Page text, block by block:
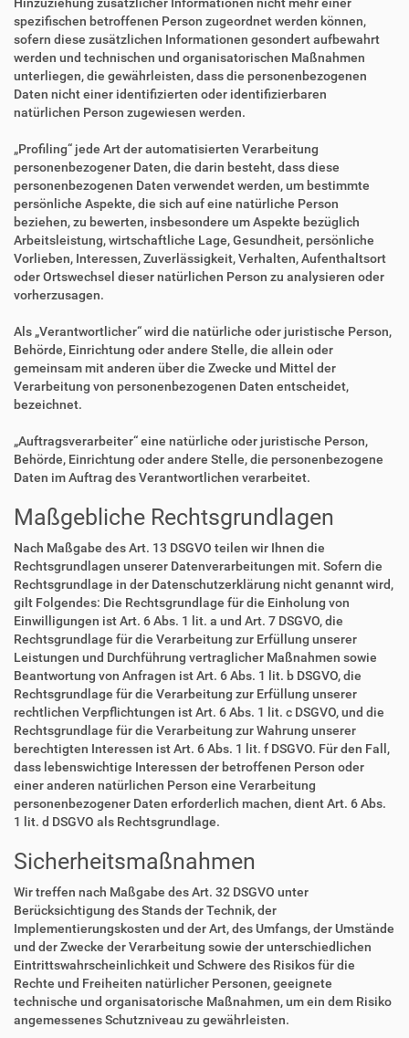
Hinzuziehung zusätzlicher Informationen nicht mehr einer
spezifischen betroffenen Person zugeordnet werden können,
sofern diese zusätzlichen Informationen gesondert aufbewahrt
werden und technischen und organisatorischen Maßnahmen
unterliegen, die gewährleisten, dass die personenbezogenen
Daten nicht einer identifizierten oder identifizierbaren
natürlichen Person zugewiesen werden.
„Profiling“ jede Art der automatisierten Verarbeitung
personenbezogener Daten, die darin besteht, dass diese
personenbezogenen Daten verwendet werden, um bestimmte
persönliche Aspekte, die sich auf eine natürliche Person
beziehen, zu bewerten, insbesondere um Aspekte bezüglich
Arbeitsleistung, wirtschaftliche Lage, Gesundheit, persönliche
Vorlieben, Interessen, Zuverlässigkeit, Verhalten, Aufenthaltsort
oder Ortswechsel dieser natürlichen Person zu analysieren oder
vorherzusagen.
Als „Verantwortlicher“ wird die natürliche oder juristische Person,
Behörde, Einrichtung oder andere Stelle, die allein oder
gemeinsam mit anderen über die Zwecke und Mittel der
Verarbeitung von personenbezogenen Daten entscheidet,
bezeichnet.
„Auftragsverarbeiter“ eine natürliche oder juristische Person,
Behörde, Einrichtung oder andere Stelle, die personenbezogene
Daten im Auftrag des Verantwortlichen verarbeitet.
Maßgebliche Rechtsgrundlagen
Nach Maßgabe des Art. 13 DSGVO teilen wir Ihnen die
Rechtsgrundlagen unserer Datenverarbeitungen mit. Sofern die
Rechtsgrundlage in der Datenschutzerklärung nicht genannt wird,
gilt Folgendes: Die Rechtsgrundlage für die Einholung von
Einwilligungen ist Art. 6 Abs. 1 lit. a und Art. 7 DSGVO, die
Rechtsgrundlage für die Verarbeitung zur Erfüllung unserer
Leistungen und Durchführung vertraglicher Maßnahmen sowie
Beantwortung von Anfragen ist Art. 6 Abs. 1 lit. b DSGVO, die
Rechtsgrundlage für die Verarbeitung zur Erfüllung unserer
rechtlichen Verpflichtungen ist Art. 6 Abs. 1 lit. c DSGVO, und die
Rechtsgrundlage für die Verarbeitung zur Wahrung unserer
berechtigten Interessen ist Art. 6 Abs. 1 lit. f DSGVO. Für den Fall,
dass lebenswichtige Interessen der betroffenen Person oder
einer anderen natürlichen Person eine Verarbeitung
personenbezogener Daten erforderlich machen, dient Art. 6 Abs.
1 lit. d DSGVO als Rechtsgrundlage.
Sicherheitsmaßnahmen
Wir treffen nach Maßgabe des Art. 32 DSGVO unter
Berücksichtigung des Stands der Technik, der
Implementierungskosten und der Art, des Umfangs, der Umstände
und der Zwecke der Verarbeitung sowie der unterschiedlichen
Eintrittswahrscheinlichkeit und Schwere des Risikos für die
Rechte und Freiheiten natürlicher Personen, geeignete
technische und organisatorische Maßnahmen, um ein dem Risiko
angemessenes Schutzniveau zu gewährleisten.